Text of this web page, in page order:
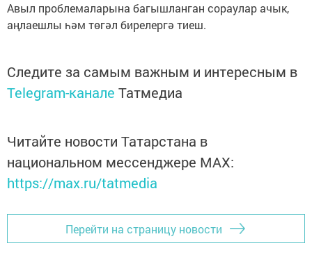
Авыл проблемаларына багышланган сораулар ачык,
аңлаешлы һәм төгәл бирелергә тиеш.
Следите за самым важным и интересным в
Telegram-канале Татмедиа
Читайте новости Татарстана в
национальном мессенджере MАХ:
https://max.ru/tatmedia
Перейти на страницу новости